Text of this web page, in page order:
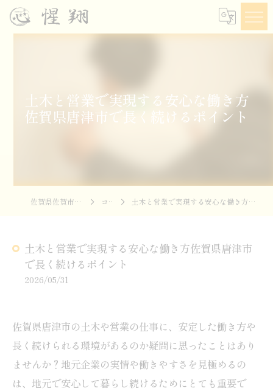
土木と営業で実現する安心な働き方
佐賀県唐津市で長く続けるポイント
佐賀県佐賀市の土木なら惺翔 コラム 土木と営業で実現する安心な働き方佐賀県唐津市で長く続けるポイント
土木と営業で実現する安心な働き方佐賀県唐津市
で長く続けるポイント
2026/05/31
佐賀県唐津市の土木や営業の仕事に、安定した働き方や
長く続けられる環境があるのか疑問に思ったことはあり
ませんか？地元企業の実情や働きやすさを見極めるの
は、地元で安心して暮らし続けるためにとても重要で